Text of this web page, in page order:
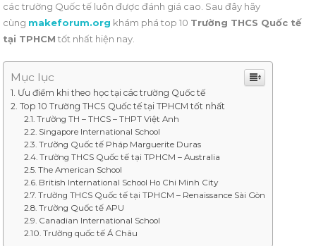
các trường Quốc tế luôn được đánh giá cao. Sau đây hãy
cùng makeforum.org khám phá top 10 Trường THCS Quốc tế
tại TPHCM tốt nhất hiện nay.
Mục lục
Ưu điểm khi theo học tại các trường Quốc tế
Top 10 Trường THCS Quốc tế tại TPHCM tốt nhất
Trường TH – THCS – THPT Việt Anh
Singapore International School
Trường Quốc tế Pháp Marguerite Duras
Trường THCS Quốc tế tại TPHCM – Australia
The American School
British International School Ho Chi Minh City
Trường THCS Quốc tế tại TPHCM – Renaissance Sài Gòn
Trường Quốc tế APU
Canadian International School
Trường quốc tế Á Châu